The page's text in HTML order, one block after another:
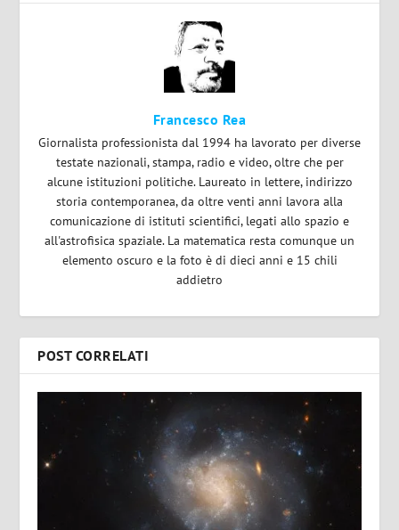
Francesco Rea
Giornalista professionista dal 1994 ha lavorato per diverse
testate nazionali, stampa, radio e video, oltre che per
alcune istituzioni politiche. Laureato in lettere, indirizzo
storia contemporanea, da oltre venti anni lavora alla
comunicazione di istituti scientifici, legati allo spazio e
all'astrofisica spaziale. La matematica resta comunque un
elemento oscuro e la foto è di dieci anni e 15 chili
addietro
POST CORRELATI